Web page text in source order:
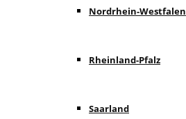
Nordrhein-Westfalen
Rheinland-Pfalz
Saarland